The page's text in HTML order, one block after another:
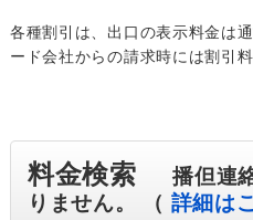
各種割引は、出口の表示料金は
ード会社からの請求時には割引
料金検索播但連
りません。 （ 詳細は